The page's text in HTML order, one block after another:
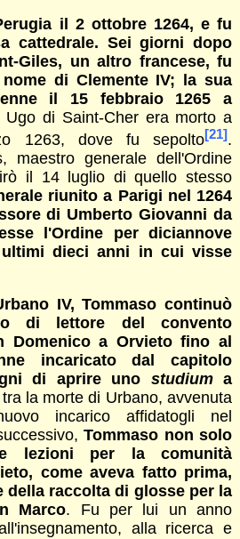
il 2 ottobre 1264, e fu
cattedrale. Sei giorni dopo
Giles, un altro francese, fu
di Clemente IV; la sua
il 15 febbraio 1265 a
di Saint-Cher era morto a
1263, dove fu sepolto[21].
maestro generale dell'Ordine
il 14 luglio di quello stesso
riunito a Parigi nel 1264
di Umberto Giovanni da
l'Ordine per diciannove
dieci anni in cui visse
IV, Tommaso continuò
di lettore del convento
Domenico a Orvieto fino al
incaricato dal capitolo
di aprire uno studiuma
la morte di Urbano, avvenuta
incarico affidatogli nel
Tommaso non solo
lezioni per la comunità
come aveva fatto prima,
della raccolta di glosse per la
Marco. Fu per lui un anno
alla ricerca e